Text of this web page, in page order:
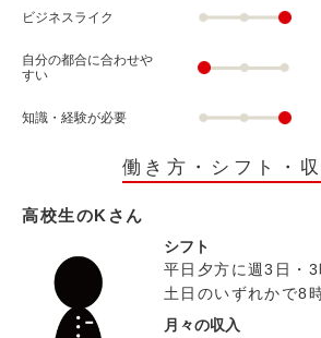
ビジネスライク
自分の都合に合わせや
すい
知識・経験が必要
働き方・シフト・収
高校生のKさん
シフト
平日夕方に週3日・
土日のいずれかで8
月々の収入